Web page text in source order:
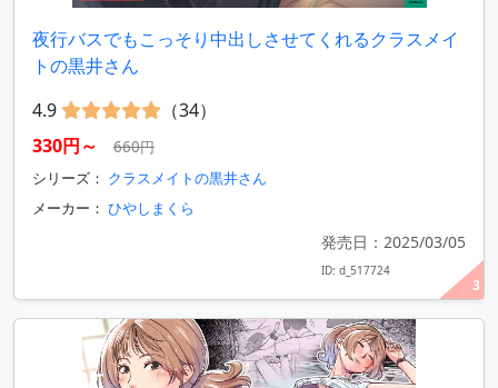
3
夜行バスでもこっそり中出しさせてくれるクラスメイ
トの黒井さん
4.9
（34）
330円～
660円
シリーズ： クラスメイトの黒井さん
メーカー： ひやしまくら
発売日：2025/03/05
ID: d_517724